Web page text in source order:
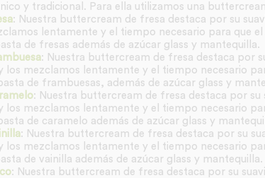
y tradicional. Para ella utilizamos una
: Nuestra buttercream de fresa destaca por su
lentamente y el tiempo necesario para que
de fresas además de azúcar glass y mantequilla.
: Nuestra buttercream de fresa destaca por
los mezclamos lentamente y el tiempo necesario
de frambuesas, además de azúcar glass y
: Nuestra buttercream de fresa destaca por su
los mezclamos lentamente y el tiempo necesario
de caramelo además de azúcar glass y
: Nuestra buttercream de fresa destaca por su
los mezclamos lentamente y el tiempo necesario
de vainilla además de azúcar glass y mantequilla.
: Nuestra buttercream de fresa destaca por su